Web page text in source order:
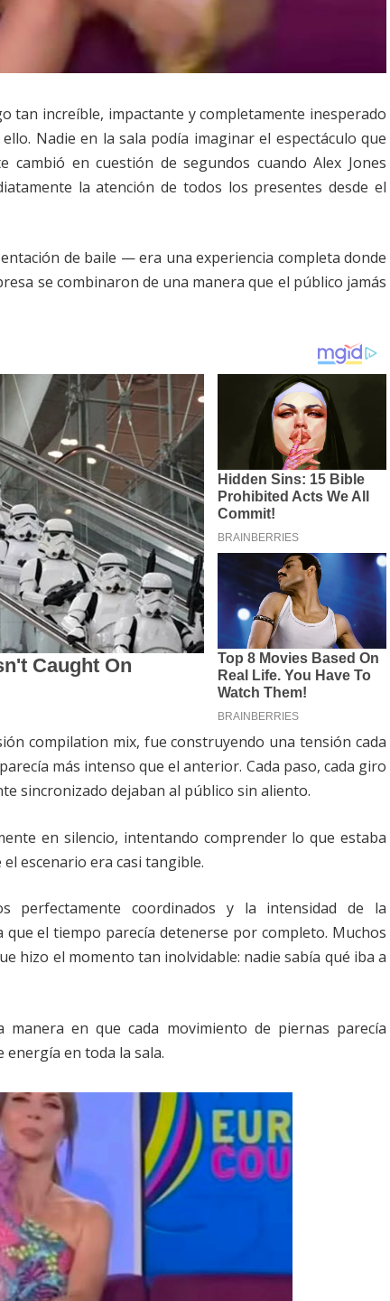
tan increíble, impactante y completamente inesperado
Nadie en la sala podía imaginar el espectáculo que
cambió en cuestión de segundos cuandoAlex Jones
la atención de todos los presentes desde el
de baile — era una experiencia completa donde
se combinaron de una manera que el público jamás
compilation mix, fue construyendo una tensión cada
más intenso que el anterior. Cada paso, cada giro
sincronizado dejaban al público sin aliento.
en silencio, intentando comprender lo que estaba
escenario era casi tangible.
perfectamente coordinados y la intensidad de la
el tiempo parecía detenerse por completo. Muchos
hizo el momento tan inolvidable: nadie sabía qué iba a
en que cada movimiento de piernas parecía
en toda la sala.